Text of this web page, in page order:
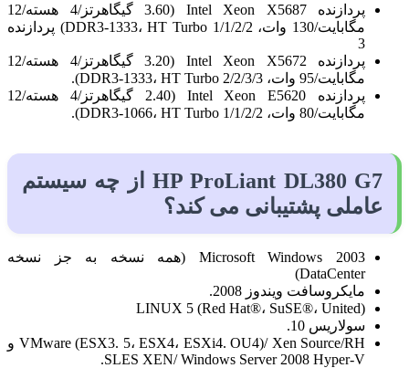
پردازنده Intel Xeon X5687 (3.60 گیگاهرتز/4 هسته/12
مگابایت/130 وات، DDR3-1333، HT Turbo 1/1/2/2) پردازنده
3
پردازنده Intel Xeon X5672 (3.20 گیگاهرتز/4 هسته/12
مگابایت/95 وات، DDR3-1333، HT Turbo 2/2/3/3).
پردازنده Intel Xeon E5620 (2.40 گیگاهرتز/4 هسته/12
مگابایت/80 وات، DDR3-1066، HT Turbo 1/1/2/2).
HP ProLiant DL380 G7 از چه سیستم
عاملی پشتیبانی می کند؟
Microsoft Windows 2003 (همه نسخه به جز نسخه
DataCenter)
مایکروسافت ویندوز 2008.
LINUX 5 (Red Hat®، SuSE®، United)
سولاریس 10.
VMware (ESX3. 5، ESX4، ESXi4. OU4)/ Xen Source/RH و
SLES XEN/ Windows Server 2008 Hyper-V.